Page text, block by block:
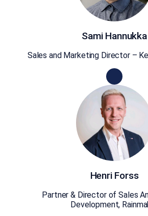
Sami Hannukka
Sales and Marketing Director –
Henri Forss
Partner & Director of Sales
Development,